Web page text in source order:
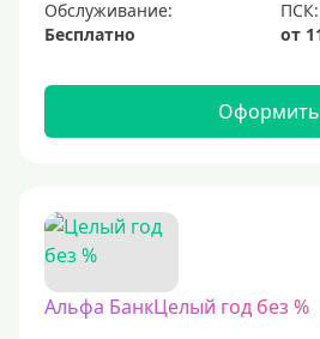
Обслуживание:
Бесплатно
Оформить
Альфа БанкЦелый год без %